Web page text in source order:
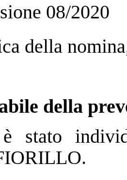
08/2020
della
della
stato